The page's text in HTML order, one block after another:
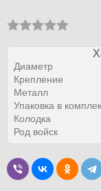
Диаметр
Крепление
Металл
Упаковка в
Колодка
Род войск